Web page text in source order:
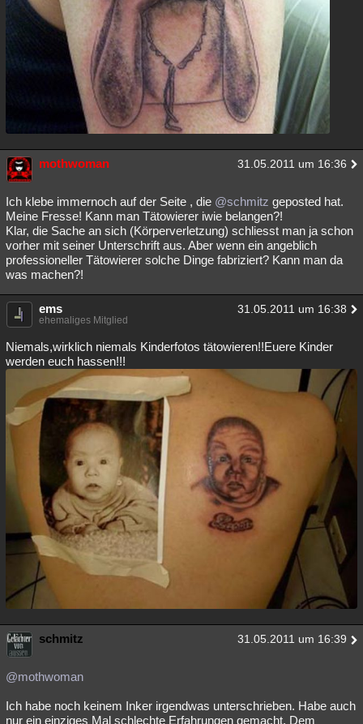
mothwoman 31.05.2011 um 16:36
Ich klebe immernoch auf der Seite , die @schmitz geposted hat.
Meine Fresse! Kann man Tätowierer iwie belangen?!
Klar, die Sache an sich (Körperverletzung) schliesst man ja schon
vorher mit seiner Unterschrift aus. Aber wenn ein angeblich
professioneller Tätowierer solche Dinge fabriziert? Kann man da
was machen?!
ems 31.05.2011 um 16:38
ehemaliges Mitglied
Niemals,wirklich niemals Kinderfotos tätowieren!!Euere Kinder
werden euch hassen!!!
schmitz 31.05.2011 um 16:39
@mothwoman
Ich habe noch keinem Inker irgendwas unterschrieben. Habe auch
nur ein einziges Mal schlechte Erfahrungen gemacht. Dem